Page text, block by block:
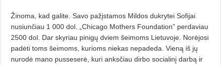
Žinoma, kad galite. Savo pažįstamos Mildos dukrytei Sofijai
nusiunčiau 1 000 dol. „Chicago Mothers Foundation” perdaviau
2500 dol. Dar skyriau pinigų dviem šeimoms Lietuvoje. Norėjosi
padėti toms šeimoms, kurioms niekas nepadeda. Vieną iš jų
nurodė mano pusseserė, kuri anksčiau dirbo socialinį darbą ir